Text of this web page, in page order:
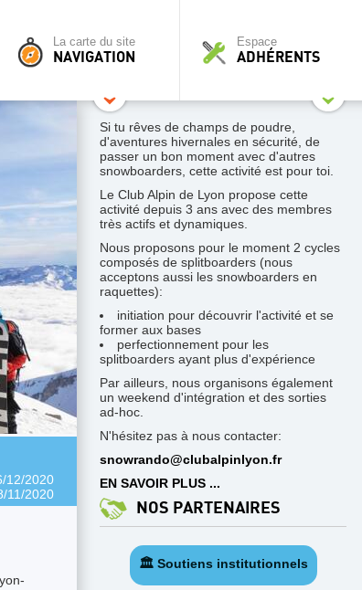
La carte du site
NAVIGATION
Espace
ADHÉRENTS
12/2020
11/2020
Si tu rêves de champs de poudre,
d'aventures hivernales en sécurité, de
passer un bon moment avec d'autres
snowboarders, cette activité est pour toi.
Le Club Alpin de Lyon propose cette
activité depuis 3 ans avec des membres
très actifs et dynamiques.
Nous proposons pour le moment 2 cycles
composés de splitboarders (nous
acceptons aussi les snowboarders en
raquettes):
initiation pour découvrir l'activité et se
former aux bases
perfectionnement pour les
splitboarders ayant plus d'expérience
Par ailleurs, nous organisons également
un weekend d'intégration et des sorties
ad-hoc.
N'hésitez pas à nous contacter:
snowrando@clubalpinlyon.fr
EN SAVOIR PLUS ...
NOS PARTENAIRES
🏛️ Soutiens institutionnels